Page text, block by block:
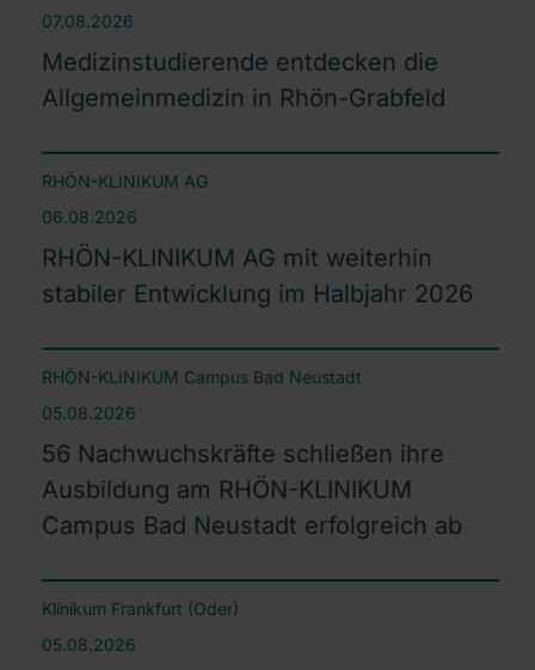
07.08.2026
Medizinstudierende entdecken die
Allgemeinmedizin in Rhön-Grabfeld
RHÖN-KLINIKUM AG
06.08.2026
RHÖN-KLINIKUM AG mit weiterhin
stabiler Entwicklung im Halbjahr 2026
RHÖN-KLINIKUM Campus Bad Neustadt
05.08.2026
56 Nachwuchskräfte schließen ihre
Ausbildung am RHÖN-KLINIKUM
Campus Bad Neustadt erfolgreich ab
Klinikum Frankfurt (Oder)
05.08.2026